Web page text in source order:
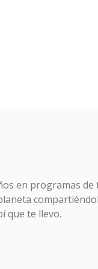
en programas de
que te llevo.